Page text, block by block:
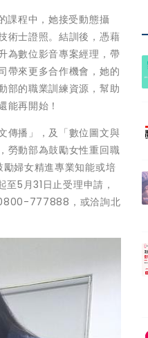
課程中，她接受動態攝
術士證照。結訓後，憑藉
為數位影音專案經理，帶
帶來更多合作機會，她的
部的職業訓練資源，幫助
能再開始！
傳播」，及「數位圖文與
勞動部為鼓勵女性重回職
婦女精進專業知能或培
5月31日止受理申請，
777888，或洽詢北